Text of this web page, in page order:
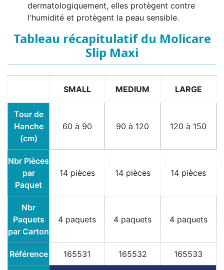
dermatologiquement, elles protègent contre
l'humidité et protègent la peau sensible.
Tableau récapitulatif du Molicare
Slip Maxi
SMALL MEDIUM LARGE
Tour de
Hanche
(cm)
60 à 90 90 à 120 120 à 150
Nbr Pièces
par
Paquet
14 pièces 14 pièces 14 pièces
Nbr
Paquets
par Carton
4 paquets 4 paquets 4 paquets
Référence 165531 165532 165533